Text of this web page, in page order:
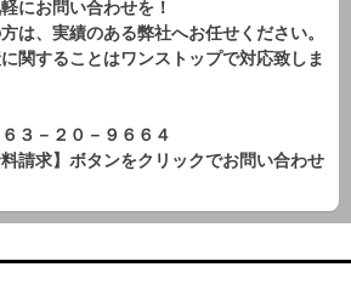
にお問い合わせを！
は、実績のある弊社へお任せください。
関することはワンストップで対応致しま
３－２０－９６６４
請求】ボタンをクリックでお問い合わせ